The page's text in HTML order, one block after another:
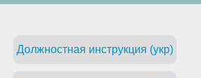
Должностная инструкция (укр)